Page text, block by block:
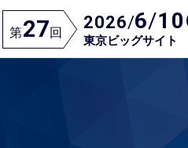
第27回 2026/6/10
東京ビッグサイト